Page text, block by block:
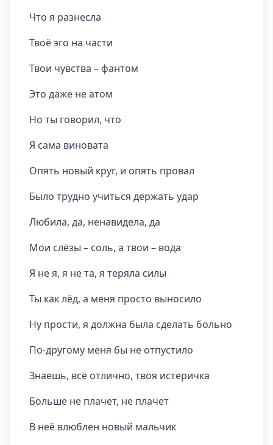
Что я разнесла
Твоё эго на части
Твои чувства – фантом
Это даже не атом
Но ты говорил, что
Я сама виновата
Опять новый круг, и опять провал
Было трудно учиться держать удар
Любила, да, ненавидела, да
Мои слёзы – соль, а твои – вода
Я не я, я не та, я теряла силы
Ты как лёд, а меня просто выносило
Ну прости, я должна была сделать больно
По-другому меня бы не отпустило
Знаешь, всё отлично, твоя истеричка
Больше не плачет, не плачет
В неё влюблен новый мальчик